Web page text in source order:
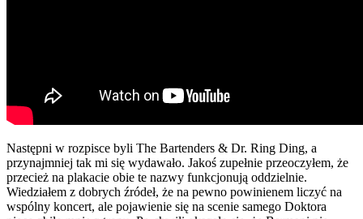
Następni w rozpisce byli The Bartenders & Dr. Ring Ding, a
przynajmniej tak mi się wydawało. Jakoś zupełnie przeoczyłem, że
przecież na plakacie obie te nazwy funkcjonują oddzielnie.
Wiedziałem z dobrych źródeł, że na pewno powinienem liczyć na
wspólny koncert, ale pojawienie się na scenie samego Doktora